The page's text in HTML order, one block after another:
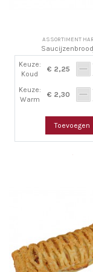
ASSORTIMENT
Keuze:
Koud
€ 2,25
Keuze:
Warm
€ 2,30
Toevoegen